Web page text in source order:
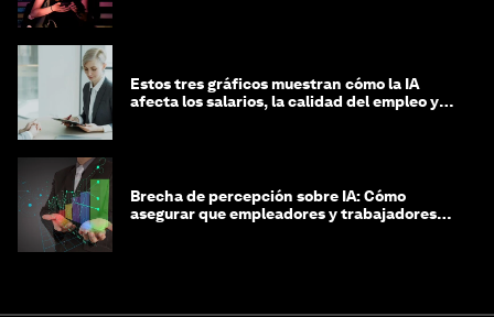
Estos tres gráficos muestran cómo la IA
afecta los salarios, la calidad del empleo y
Brecha de percepción sobre IA: Cómo
asegurar que empleadores y trabajadores